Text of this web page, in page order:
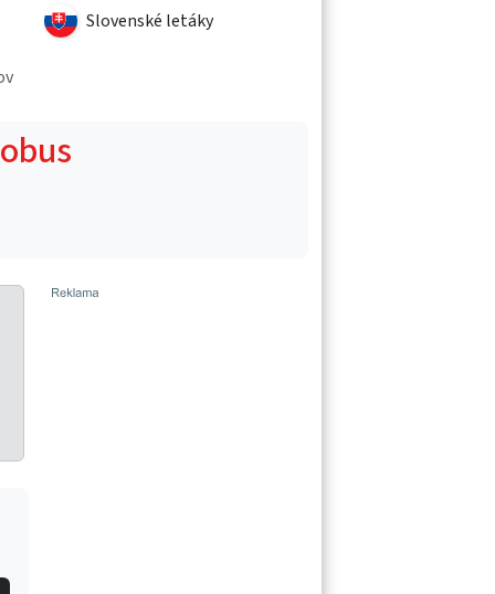
Slovenské letáky